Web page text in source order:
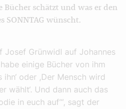
schätzt und was er den
SONNTAG wünscht.
Josef Grünwidl auf Johannes
einige Bücher von ihm
oder ,Der Mensch wird
wählt‘. Und dann auch das
in euch auf‘“, sagt der